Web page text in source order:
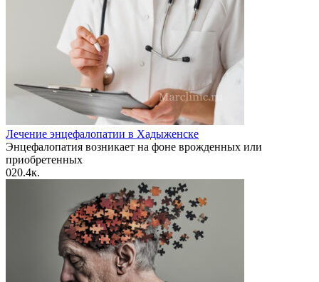
Лечение энцефалопатии в Хадыженске
Энцефалопатия возникает на фоне врожденных или
приобретенных
020.4к.